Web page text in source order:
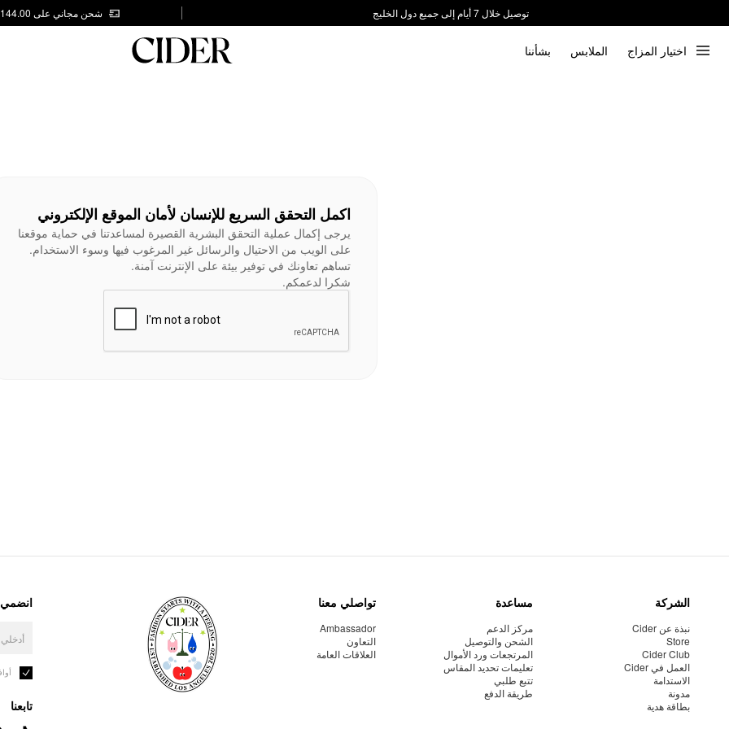
توصيل خلال 7 أيام إلى جميع دول الخليج
شحن مجاني على AED 144.00
اختيار المزاج الملابس بشأننا
اكمل التحقق السريع للإنسان لأمان الموقع الإلكتروني
يرجى إكمال عملية التحقق البشرية القصيرة لمساعدتنا في حماية موقعنا
على الويب من الاحتيال والرسائل غير المرغوب فيها وسوء الاستخدام.
تساهم تعاونك في توفير بيئة على الإنترنت آمنة.
شكرا لدعمكم.
الشركة
نبذة عن Cider
Store
Cider Club
العمل في Cider
الاستدامة
مدونة
بطاقة هدية
مساعدة
مركز الدعم
الشحن والتوصيل
المرتجعات ورد الأموال
تعليمات تحديد المقاس
تتبع طلبي
طريقة الدفع
تواصلي معنا
Ambassador
التعاون
العلاقات العامة
انضمي
تابعنا